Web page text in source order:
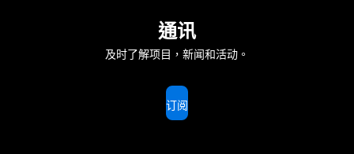
通讯
及时了解项目，新闻和活动。
订阅